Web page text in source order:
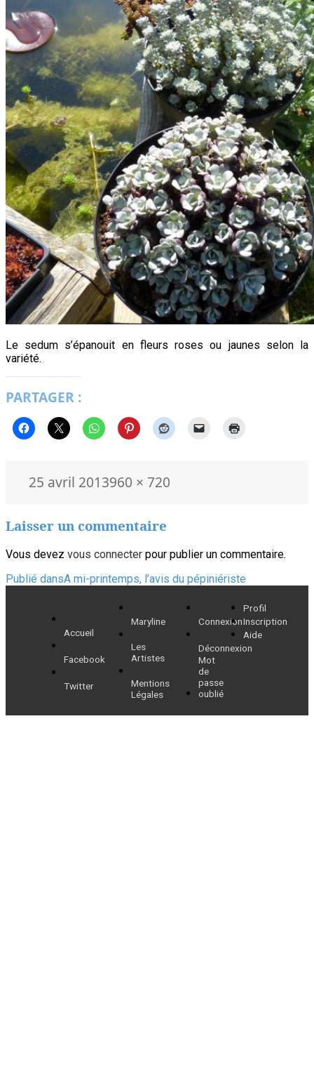
Le sedum s’épanouit en fleurs roses ou jaunes selon la
variété.
PARTAGER :
Publié
25 avril 2013Taille
960 × 720
Laisser un commentaire
Vous devez vous connecter pour publier un commentaire.
Navigation
l’article
Publié dansA mi-printemps, l’avis du pépiniériste
Accueil
Facebook
Twitter
Maryline
Les
Artistes
Mentions
Légales
Connexion
Déconnexion
Mot
de
passe
oublié
Profil
Inscription
Aide